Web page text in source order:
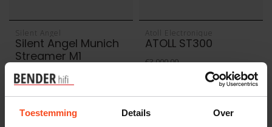
Toestemming Details Over
Silent Angel
Silent Angel Munich
Streamer M1
€999,00
Niet op voorraad
Atoll Electronique
ATOLL ST300
€3.000,00